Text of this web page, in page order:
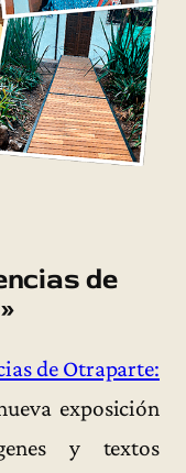
de
de Otraparte:
exposición
y textos